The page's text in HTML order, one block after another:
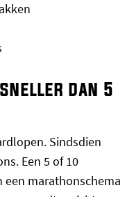
dan 5
Sindsdien
Een 5 of 10
marathonschema